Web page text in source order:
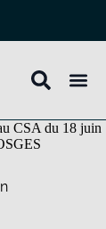
CSA du 18 juin